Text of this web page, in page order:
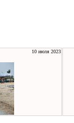
10 июля 2023